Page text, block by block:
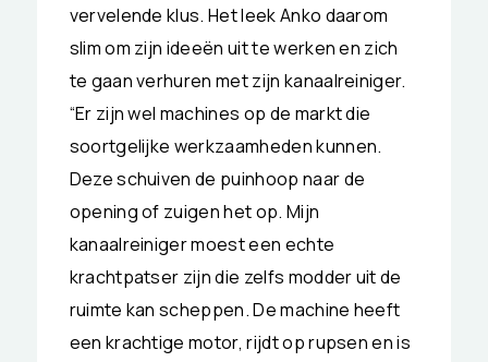
vervelende klus. Het leek Anko daarom
slim om zijn ideeën uit te werken en zich
te gaan verhuren met zijn kanaalreiniger.
“Er zijn wel machines op de markt die
soortgelijke werkzaamheden kunnen.
Deze schuiven de puinhoop naar de
opening of zuigen het op. Mijn
kanaalreiniger moest een echte
krachtpatser zijn die zelfs modder uit de
ruimte kan scheppen. De machine heeft
een krachtige motor, rijdt op rupsen en is